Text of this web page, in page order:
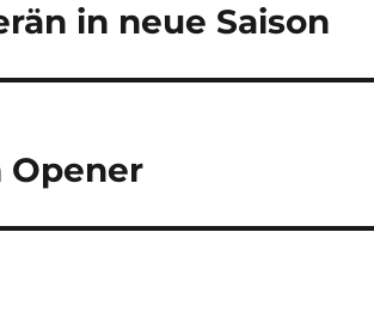
in neue Saison
Opener